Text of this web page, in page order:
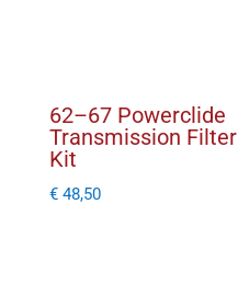
62–67 Powerclide
Transmission Filter
Kit
€48,50